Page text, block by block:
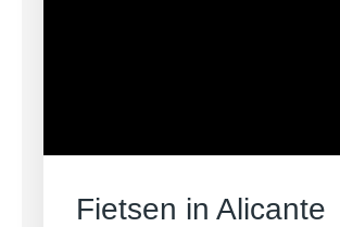
Fietsen in Alicante